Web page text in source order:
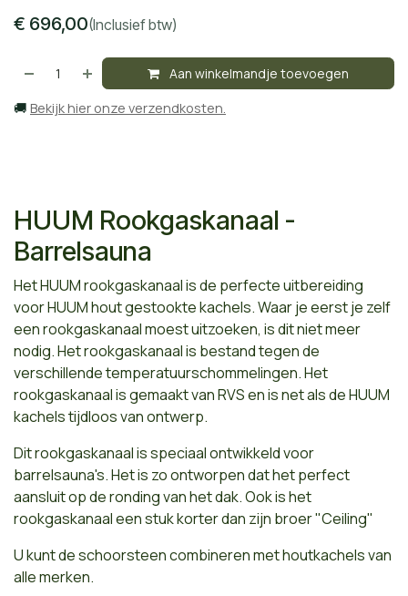
€ 696,00(Inclusief btw)
Aan winkelmandje toevoegen
🚚 Bekijk hier onze verzendkosten.
HUUM Rookgaskanaal -
Barrelsauna
Het HUUM rookgaskanaal is de perfecte uitbereiding
voor HUUM hout gestookte kachels. Waar je eerst je zelf
een rookgaskanaal moest uitzoeken, is dit niet meer
nodig. Het rookgaskanaal is bestand tegen de
verschillende temperatuurschommelingen. Het
rookgaskanaal is gemaakt van RVS en is net als de HUUM
kachels tijdloos van ontwerp.
Dit rookgaskanaal is speciaal ontwikkeld voor
barrelsauna's. Het is zo ontworpen dat het perfect
aansluit op de ronding van het dak. Ook is het
rookgaskanaal een stuk korter dan zijn broer "Ceiling"
U kunt de schoorsteen combineren met houtkachels van
alle merken.